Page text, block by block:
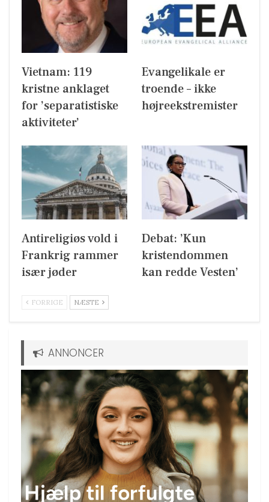
Vietnam: 119
kristne anklaget
for ’separatistiske
aktiviteter’
Evangelikale er
troende – ikke
højreekstremister
Antireligiøs vold i
Frankrig rammer
især jøder
Debat: ’Kun
kristendommen
kan redde Vesten’
FORRIGE NÆSTE
ANNONCER